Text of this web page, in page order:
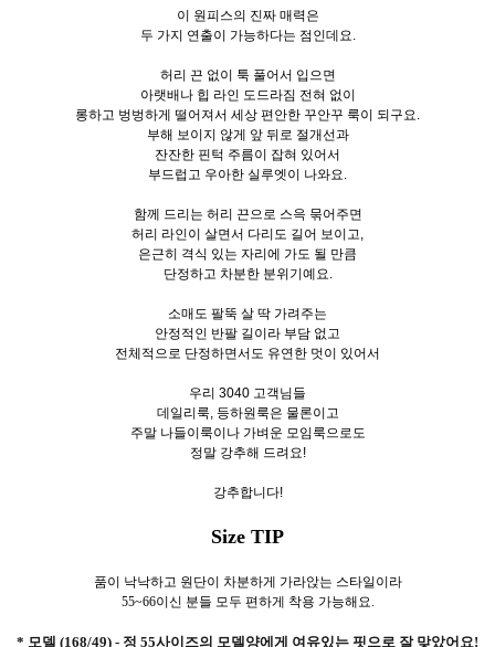
이 원피스의 진짜 매력은
두 가지 연출이 가능하다는 점인데요.
허리 끈 없이 툭 풀어서 입으면
아랫배나 힙 라인 도드라짐 전혀 없이
롱하고 벙벙하게 떨어져서 세상 편안한 꾸안꾸 룩이 되구요.
부해 보이지 않게 앞 뒤로 절개선과
잔잔한 핀턱 주름이 잡혀 있어서
부드럽고 우아한 실루엣이 나와요.
함께 드리는 허리 끈으로 스윽 묶어주면
허리 라인이 살면서 다리도 길어 보이고,
은근히 격식 있는 자리에 가도 될 만큼
단정하고 차분한 분위기예요.
소매도 팔뚝 살 딱 가려주는
안정적인 반팔 길이라 부담 없고
전체적으로 단정하면서도 유연한 멋이 있어서
우리 3040 고객님들
데일리룩, 등하원룩은 물론이고
주말 나들이룩이나 가벼운 모임룩으로도
정말 강추해 드려요!
강추합니다!
Size TIP
품이 낙낙하고 원단이 차분하게 가라앉는 스타일이라
55~66이신 분들 모두 편하게 착용 가능해요.
* 모델 (168/49) - 정 55사이즈의 모델양에게 여유있는 핏으로 잘 맞았어요!